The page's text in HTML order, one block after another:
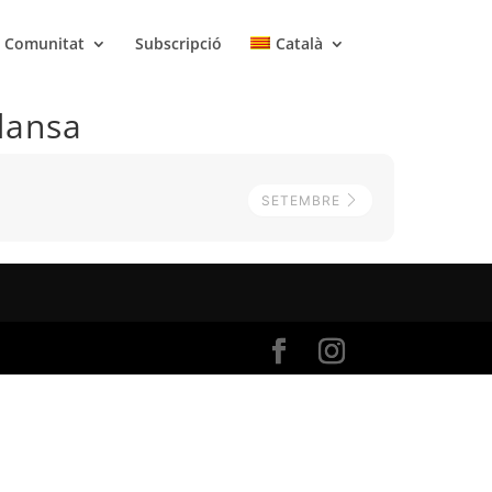
Comunitat Subscripció Català
SETEMBRE